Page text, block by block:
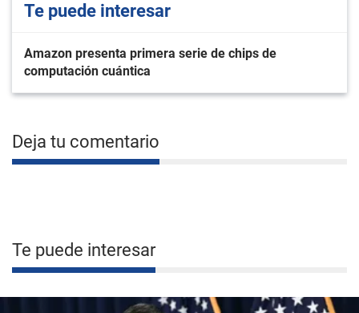
Te puede interesar
Amazon presenta primera serie de chips de
computación cuántica
Deja tu comentario
Te puede interesar